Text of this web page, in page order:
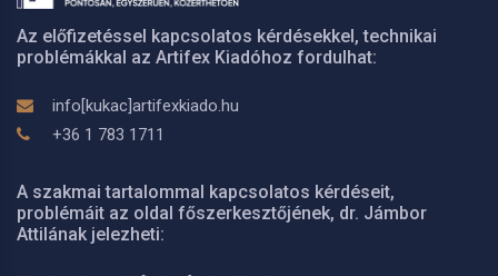
Az előfizetéssel kapcsolatos kérdésekkel, technikai
problémákkal az Artifex Kiadóhoz fordulhat:
info[kukac]artifexkiado.hu
+36 1 783 1711
A szakmai tartalommal kapcsolatos kérdéseit,
problémáit az oldal főszerkesztőjének, dr. Jámbor
Attilának jelezheti: